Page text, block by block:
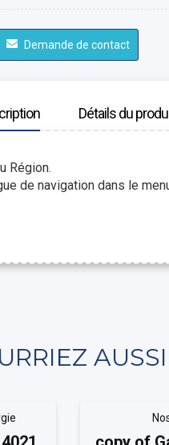
Demande de contact
Détails du
Région.
de navigation dans le